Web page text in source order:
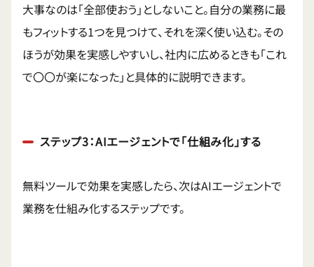
大事なのは「全部使おう」としないこと。自分の業務に最
もフィットする1つを見つけて、それを深く使い込む。その
ほうが効果を実感しやすいし、社内に広めるときも「これ
で〇〇が楽になった」と具体的に説明できます。
ステップ3：AIエージェントで「仕組み化」する
無料ツールで効果を実感したら、次はAIエージェントで
業務を仕組み化するステップです。